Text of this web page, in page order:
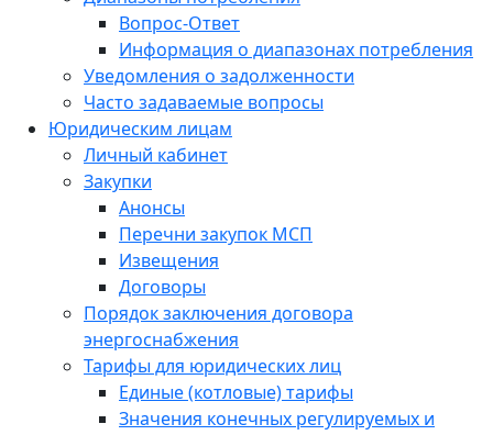
Вопрос-Ответ
Информация о диапазонах потребления
Уведомления о задолженности
Часто задаваемые вопросы
Юридическим лицам
Личный кабинет
Закупки
Анонсы
Перечни закупок МСП
Извещения
Договоры
Порядок заключения договора
энергоснабжения
Тарифы для юридических лиц
Единые (котловые) тарифы
Значения конечных регулируемых и